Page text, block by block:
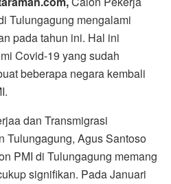
Tulungagung mengalami
pada tahun ini. Hal ini
Covid-19 yang sudah
beberapa negara kembali
dan Transmigrasi
Tulungagung, Agus Santoso
PMI di Tulungagung memang
signifikan. Pada Januari